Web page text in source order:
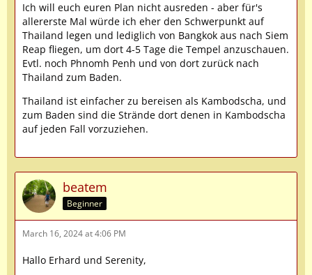
Ich will euch euren Plan nicht ausreden - aber für's
allererste Mal würde ich eher den Schwerpunkt auf
Thailand legen und lediglich von Bangkok aus nach Siem
Reap fliegen, um dort 4-5 Tage die Tempel anzuschauen.
Evtl. noch Phnomh Penh und von dort zurück nach
Thailand zum Baden.
Thailand ist einfacher zu bereisen als Kambodscha, und
zum Baden sind die Strände dort denen in Kambodscha
auf jeden Fall vorzuziehen.
beatem
Beginner
March 16, 2024 at 4:06 PM
Hallo Erhard und Serenity,